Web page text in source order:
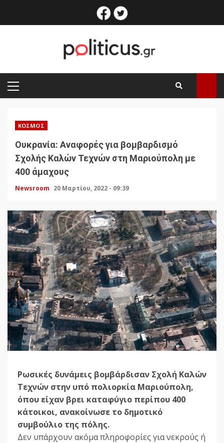
facebook
PRIMARY
MENU
ΚΌΣΜΟΣ
Ουκρανία: Αναφορές για βομβαρδισμό
Σχολής Καλών Τεχνών στη Μαριούπολη με
400 άμαχους
Newsroom 20 Μαρτίου, 2022 - 09:39
Ρωσικές δυνάμεις βομβάρδισαν Σχολή Καλών
Τεχνών στην υπό πολιορκία Μαριούπολη,
όπου είχαν βρει καταφύγιο περίπου 400
κάτοικοι, ανακοίνωσε το δημοτικό
συμβούλιο της πόλης.
Δεν υπάρχουν ακόμα πληροφορίες για νεκρούς ή